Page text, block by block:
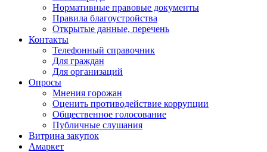
Нормативные правовые документы
Правила благоустройства
Открытые данные, перечень
Контакты
Телефонный справочник
Для граждан
Для организаций
Опросы
Мнения горожан
Оценить противодействие коррупции
Общественное голосование
Публичные слушания
Витрина закупок
Амаркет